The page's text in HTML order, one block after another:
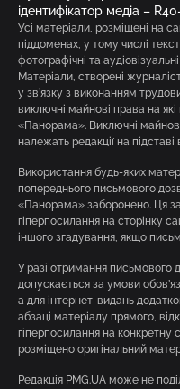
ідентифікатор медіа –
Усі матеріали, розміщені на
піддоменах, у тому числі
фотографічні та
Матеріали, створені
у зв’язку з виконанням
виключні майнові права на
«Панорама». Виключні
належать редакції на підставі
Використання будь-яких
попереднього письмового
«Панорама» заборонено. Ця
гіперпосилання на сторінку
іншого згадування, якщо
У разі отримання письмового
допускається за умови
а для інтернет-видань
абзаці матеріалу прямого,
гіперпосилання на конкретну
розміщено оригінальний
Редакція PMG.UA може не